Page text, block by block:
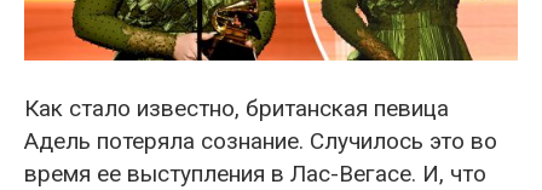
Как стало известно, британская певица
Адель потеряла сознание. Случилось это во
время ее выступления в Лас-Вегасе. И, что